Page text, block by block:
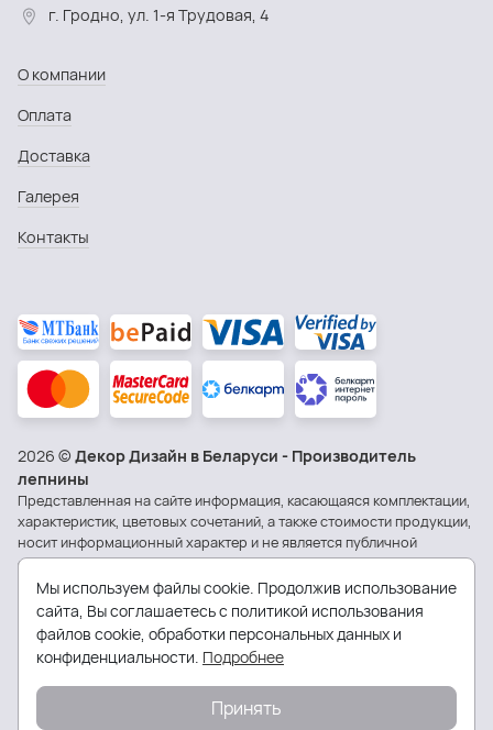
г. Гродно, ул. 1-я Трудовая, 4
О компании
Оплата
Доставка
Галерея
Контакты
2026 © Декор Дизайн в Беларуси - Производитель
лепнины
Представленная на сайте информация, касающаяся комплектации,
характеристик, цветовых сочетаний, а также стоимости продукции,
носит информационный характер и не является публичной
офертой.
Политика обработки персональных данных
Общество с ограниченной ответственностью «Квитней». УНП
591005316.
Юридический адрес: 230023, г. Гродно, ул. Трудовая 1-я, д. 4, оф. 1
Зарегистрировано Гродненским горисполкомом 06.07.2012 г.
Интернет-магазин зарегистрирован в Торговом реестре 23
Мы используем файлы cookie. Продолжив использование
сайта, Вы соглашаетесь с политикой использования
файлов cookie, обработки персональных данных и
конфиденциальности. Подробнее
Принять